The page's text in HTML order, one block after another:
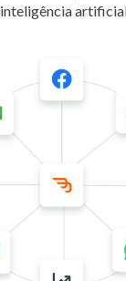
inteligência